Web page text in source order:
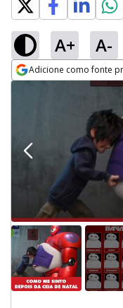
A+ A-
Adicione como fonte
Opens in new